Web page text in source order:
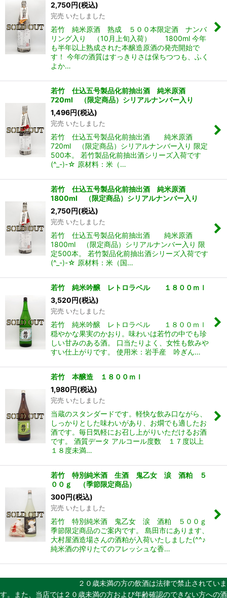
2,750円(税込)
完売 いたしました
若竹 純米原酒 熟成 ５００本限定酒 ナンバ
リング入り （10月上旬入荷） 1800ml 今年
も半年以上熟成された本醸造原酒の発売開始で
す！ 今年の酒質はすっきりさは保ちつつも、ふく
よか…
若竹 仕込五号製品化前抽出酒 純米原酒
720ml （限定商品）シリアルナンバー入り
1,496円(税込)
完売 いたしました
若竹 仕込五号製品化前抽出酒 純米原酒
720ml （限定商品）シリアルナンバー入り 限定
500本。 若竹製品化前抽出酒シリーズ入荷です
(^_-)-☆ 原材料：米（…
若竹 仕込五号製品化前抽出酒 純米原酒
1800ml （限定商品）シリアルナンバー入り
2,750円(税込)
完売 いたしました
若竹 仕込五号製品化前抽出酒 純米原酒
1800ml （限定商品）シリアルナンバー入り 限
定500本。 若竹製品化前抽出酒シリーズ入荷です
(^_-)-☆ 原材料：米（国…
若竹 純米吟醸 レトロラベル １８００ｍｌ
3,520円(税込)
完売 いたしました
若竹 純米吟醸 レトロラベル １８００ｍｌ
穏やかな果実のかおり。味わいは若竹の中でも珍
しい甘みのある酒。 口当たりよく、女性も飲みや
すい仕上がりです。 使用米：岩手産 吟ぎん…
若竹 本醸造 １８００ｍｌ
1,980円(税込)
完売 いたしました
当蔵のスタンダードです。軽快な飲み口ながら、
しっかりとした味わいがあり、お燗でも適したお
酒です。毎日気軽にお召し上がりいただけるお酒
です。 酒質データ アルコール度数 １７度以上
１８度未満…
若竹 特別純米酒 生酒 鬼乙女 涙 酒粕 ５
００ｇ （季節限定商品）
300円(税込)
完売 いたしました
若竹 特別純米酒 鬼乙女 涙 酒粕 ５００ｇ
季節限定商品のご案内です。 島田市にあります、
大村屋酒造場さんの酒粕が入荷いたしました(^^♪
純米酒の搾りたてのフレッシュな香…
２０歳未満の方の飲酒は法律で禁止されていま
す。また、当店では２０歳未満の方および年齢確認のできない方への酒